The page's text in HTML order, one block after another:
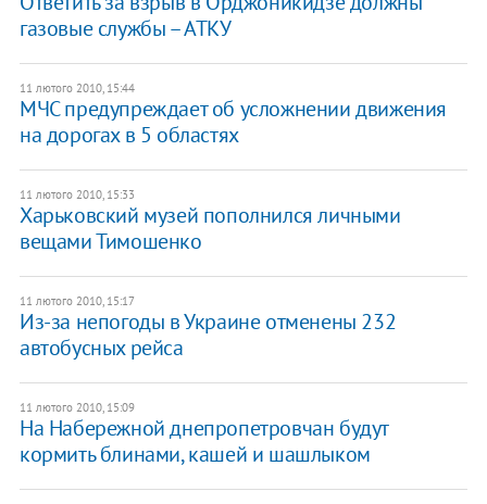
газовые службы – АТКУ
11 лютого 2010, 15:44
МЧС предупреждает об усложнении движения
на дорогах в 5 областях
11 лютого 2010, 15:33
Харьковский музей пополнился личными
вещами Тимошенко
11 лютого 2010, 15:17
Из-за непогоды в Украине отменены 232
автобусных рейса
11 лютого 2010, 15:09
На Набережной днепропетровчан будут
кормить блинами, кашей и шашлыком